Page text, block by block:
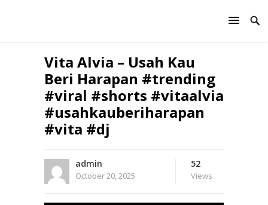
Vita Alvia – Usah Kau
Beri Harapan #trending
#viral #shorts #vitaalvia
#usahkauberiharapan
#vita #dj
admin
October 20, 2025
52
Views